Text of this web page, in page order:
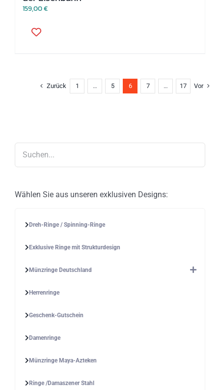
159,00€
Produkt
OptionenZurück 1 … 5 6 7 … 17 Vor
Wählen Sie aus unseren exklusiven Designs:
Dreh-Ringe / Spinning-Ringe
Exklusive Ringe mit Strukturdesign
Münzringe Deutschland
Herrenringe
Geschenk-Gutschein
Damenringe
Münzringe Maya-Azteken
Ringe /Damaszener Stahl